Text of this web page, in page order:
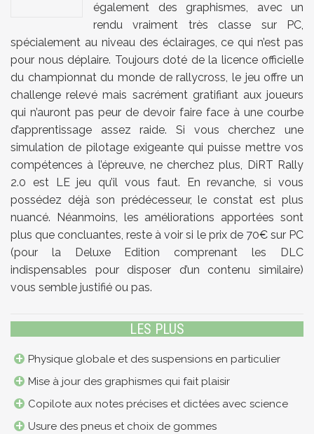
également des graphismes, avec un
rendu vraiment très classe sur PC,
spécialement au niveau des éclairages, ce qui n’est pas
pour nous déplaire. Toujours doté de la licence officielle
du championnat du monde de rallycross, le jeu offre un
challenge relevé mais sacrément gratifiant aux joueurs
qui n’auront pas peur de devoir faire face à une courbe
d’apprentissage assez raide. Si vous cherchez une
simulation de pilotage exigeante qui puisse mettre vos
compétences à l’épreuve, ne cherchez plus, DiRT Rally
2.0 est LE jeu qu’il vous faut. En revanche, si vous
possédez déjà son prédécesseur, le constat est plus
nuancé. Néanmoins, les améliorations apportées sont
plus que concluantes, reste à voir si le prix de 70€ sur PC
(pour la Deluxe Edition comprenant les DLC
indispensables pour disposer d’un contenu similaire)
vous semble justifié ou pas.
LES PLUS
Physique globale et des suspensions en particulier
Mise à jour des graphismes qui fait plaisir
Copilote aux notes précises et dictées avec science
Usure des pneus et choix de gommes